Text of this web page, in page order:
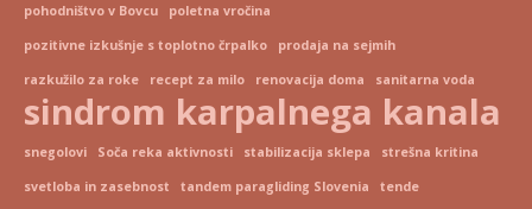
pohodništvo v Bovcu poletna vročina
pozitivne izkušnje s toplotno črpalko prodaja na sejmih
razkužilo za roke recept za milo renovacija doma sanitarna voda
sindrom karpalnega kanala
snegolovi Soča reka aktivnosti stabilizacija sklepa strešna kritina
svetloba in zasebnost tandem paragliding Slovenia tende